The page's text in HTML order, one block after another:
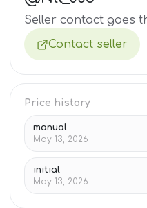
Seller contact goes
Contact seller
Price history
manual
May 13, 2026
initial
May 13, 2026